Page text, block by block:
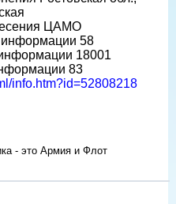
ЦАМО
58
18001
83
info.htm?id=52808218
- это Армия и Флот